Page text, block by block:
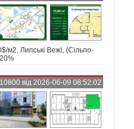
м2, Липські Вежі, (Сільпо-
від 2026-06-09 08:52:02